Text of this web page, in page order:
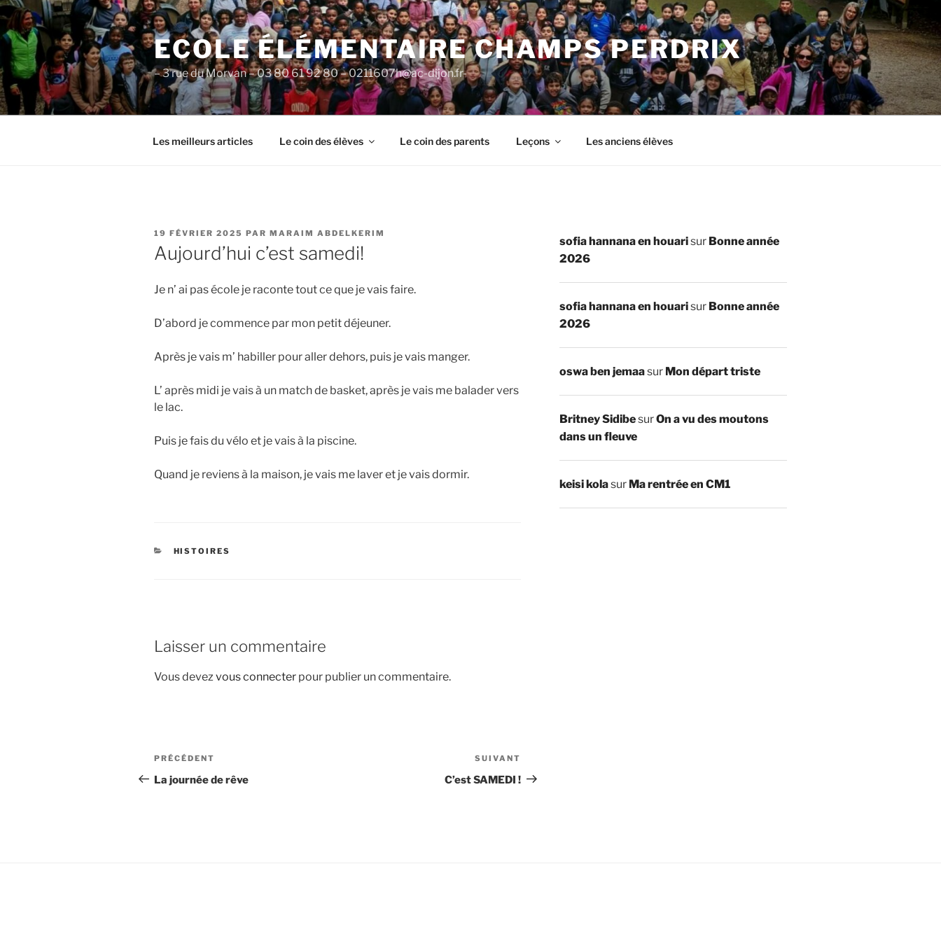
Aller
au
contenu
principal
ECOLE ÉLÉMENTAIRE CHAMPS PERDRIX
– 3 rue du Morvan – 03 80 61 92 80 – 0211607h@ac-dijon.fr-
Les meilleurs articles Le coin des élèves Le coin des parents Leçons Les anciens élèves
PUBLIÉ
LE
19 FÉVRIER 2025 PAR MARAIM ABDELKERIM
Aujourd’hui c’est samedi!
Je n’ ai pas école je raconte tout ce que je vais faire.
D’abord je commence par mon petit déjeuner.
Après je vais m’ habiller pour aller dehors, puis je vais manger.
L’ après midi je vais à un match de basket, après je vais me balader vers
le lac.
Puis je fais du vélo et je vais à la piscine.
Quand je reviens à la maison, je vais me laver et je vais dormir.
CATÉGORIES
HISTOIRES
Laisser un commentaire
Vous devez vous connecter pour publier un commentaire.
Navigation
de
Article
précédent
PRÉCÉDENT
La journée de rêve
suivant
SUIVANT
C’est SAMEDI !
sofia hannana en houarisur Bonne année
2026
sofia hannana en houarisur Bonne année
2026
oswa ben jemaasur Mon départ triste
Britney SidibesurOn a vu des moutons
dans un fleuve
keisi kolasur Ma rentrée en CM1